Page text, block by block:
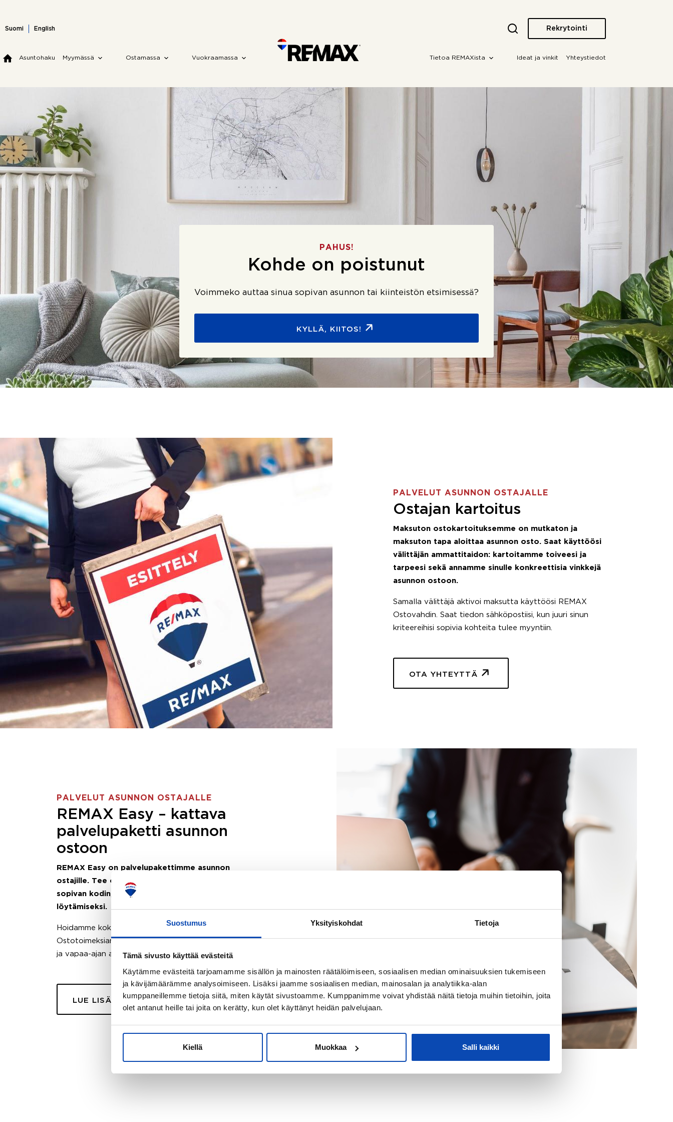
Suostumus Yksityiskohdat Tietoja
Tämä sivusto käyttää evästeitä
Käytämme evästeitä tarjoamamme sisällön ja mainosten räätälöimiseen, sosiaalisen median ominaisuuksien tukemiseen
ja kävijämäärämme analysoimiseen. Lisäksi jaamme sosiaalisen median, mainosalan ja analytiikka-alan
kumppaneillemme tietoja siitä, miten käytät sivustoamme. Kumppanimme voivat yhdistää näitä tietoja muihin tietoihin, joita
olet antanut heille tai joita on kerätty, kun olet käyttänyt heidän palvelujaan.
Kiellä Muokkaa Salli kaikki
content
Suomi English Rekrytointi
Asuntohaku Myymässä Ostamassa Vuokraamassa Tietoa REMAXista Ideat ja vinkit Yhteystiedot
PAHUS!
Kohde on poistunut
Voimmeko auttaa sinua sopivan asunnon tai kiinteistön etsimisessä?
KYLLÄ, KIITOS!
PALVELUT ASUNNON OSTAJALLE
Ostajan kartoitus
Maksuton ostokartoituksemme on mutkaton ja
maksuton tapa aloittaa asunnon osto. Saat käyttöösi
välittäjän ammattitaidon: kartoitamme toiveesi ja
tarpeesi sekä annamme sinulle konkreettisia vinkkejä
asunnon ostoon.
Samalla välittäjä aktivoi maksutta käyttöösi REMAX
Ostovahdin. Saat tiedon sähköpostiisi, kun juuri sinun
kriteereihisi sopivia kohteita tulee myyntiin.
OTA YHTEYTTÄ
PALVELUT ASUNNON OSTAJALLE
REMAX Easy – kattava
palvelupaketti asunnon
ostoon
REMAX Easy on palvelupakettimme asunnon
ostajille. Tee ostotoimeksianto ja etsimme juuri sinulle
sopivan kodin, eikä sinun tarvitse nähdä vaivaa sen
löytämiseksi.
Hoidamme koko ostoprosessin puolestasi.
Ostotoimeksiantopalvelumme sopii myös esimerkiksi sijoitus-
ja vapaa-ajan asuntojen ostoon.
LUE LISÄÄ